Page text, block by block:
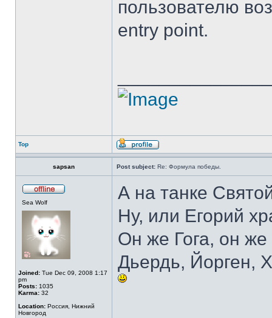
пользователю
entry point.
Top
sapsan Post subject: Re: Формула победы.
Sea Wolf
Joined: Tue Dec 09, 2008 1:17
pm
Posts: 1035
Karma: 32
Location: Россия, Нижний
Новгород
А на танке
Ну, или Егорий
Он же Гога, он
Дьердь, Йорген,